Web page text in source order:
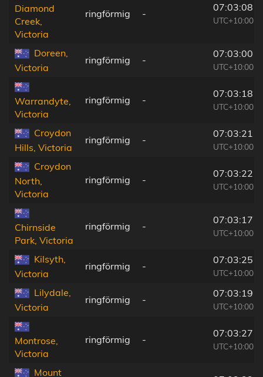
Diamond
Creek,
Victoria
ringförmig -
07:03:08
UTC+10:00
Doreen,
Victoria
ringförmig -
07:03:00
UTC+10:00
Warrandyte,
Victoria
ringförmig -
07:03:18
UTC+10:00
Croydon
Hills, Victoria
ringförmig -
07:03:21
UTC+10:00
Croydon
North,
Victoria
ringförmig -
07:03:22
UTC+10:00
Chirnside
Park, Victoria
ringförmig -
07:03:17
UTC+10:00
Kilsyth,
Victoria
ringförmig -
07:03:25
UTC+10:00
Lilydale,
Victoria
ringförmig -
07:03:19
UTC+10:00
Montrose,
Victoria
ringförmig -
07:03:27
UTC+10:00
Mount